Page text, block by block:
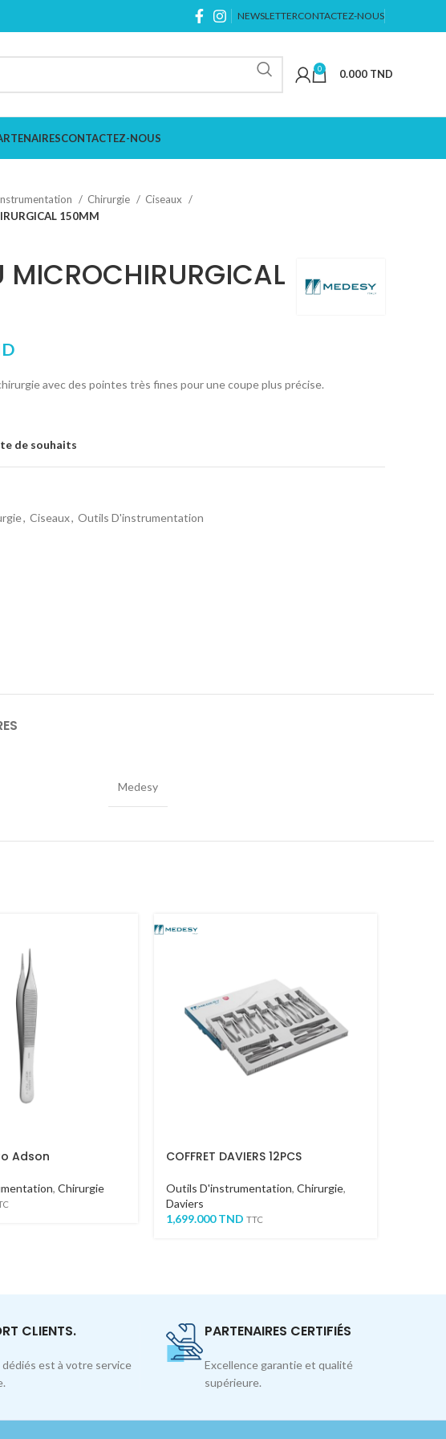
NEWSLETTERCONTACTEZ-NOUS
0 0.000 TND
CONTACTEZ-NOUS
Chirurgie
Ciseaux
150MM
MICROCHIRURGICAL
avec des pointes très fines pour une coupe plus précise.
de souhaits
, Ciseaux, Outils D'instrumentation
Medesy
Adson
, Chirurgie
COFFRET DAVIERS 12PCS
Outils D'instrumentation, Chirurgie,
Daviers
1,699.000TND TTC
CLIENTS.
est à votre service
PARTENAIRES CERTIFIÉS
Excellence garantie et qualité
supérieure.